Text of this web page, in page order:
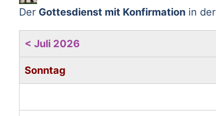
Der Gottesdienst mit Konfirmationin der
< Juli 2026
Sonntag